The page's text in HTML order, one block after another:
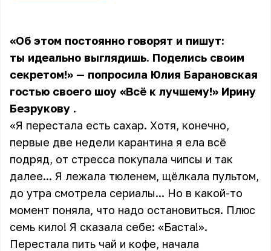
«Об этом постоянно говорят и пишут:
ты идеально выглядишь. Поделись своим
секретом!» — попросила Юлия Барановская
гостью своего шоу «Всё к лучшему!» Ирину
Безрукову .
«Я перестала есть сахар. Хотя, конечно,
первые две недели карантина я ела всё
подряд, от стресса покупала чипсы и так
далее... Я лежала тюленем, щёлкала пультом,
до утра смотрела сериалы... Но в какой-то
момент поняла, что надо остановиться. Плюс
семь кило! Я сказала себе: «Баста!».
Перестала пить чай и кофе, начала